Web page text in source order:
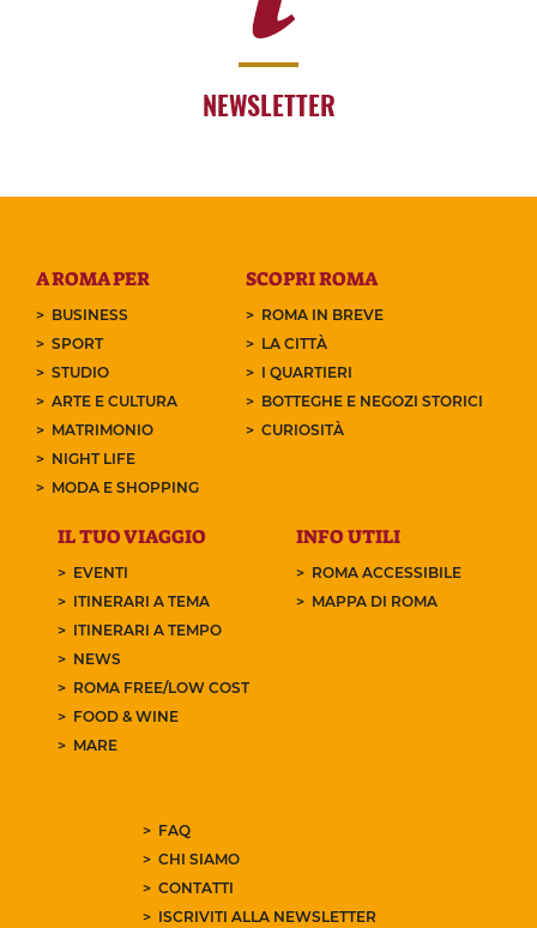
NEWSLETTER
A ROMA PER
BUSINESS
SPORT
STUDIO
ARTE E CULTURA
MATRIMONIO
NIGHT LIFE
MODA E SHOPPING
SCOPRI ROMA
ROMA IN BREVE
LA CITTÀ
I QUARTIERI
BOTTEGHE E NEGOZI STORICI
CURIOSITÀ
IL TUO VIAGGIO
EVENTI
ITINERARI A TEMA
ITINERARI A TEMPO
NEWS
ROMA FREE/LOW COST
FOOD & WINE
MARE
INFO UTILI
ROMA ACCESSIBILE
MAPPA DI ROMA
FAQ
CHI SIAMO
CONTATTI
ISCRIVITI ALLA NEWSLETTER